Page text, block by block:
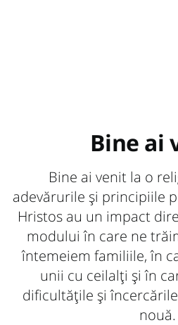
Bine ai
Bine ai venit la o
adevărurile și principiile
Hristos au un impact
modului în care ne
întemeiem familiile, în
unii cu ceilalți și în
dificultățile și
nouă.